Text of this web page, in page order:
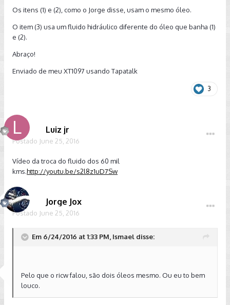
Os itens (1) e (2), como o Jorge disse, usam o mesmo óleo.
O item (3) usa um fluido hidráulico diferente do óleo que banha (1)
e (2).
Abraço!
Enviado de meu XT1097 usando Tapatalk
3
Luiz jr
Postado June 25, 2016
Vídeo da troca do fluido dos 60 mil
kms.http://youtu.be/s2l8z1uD7Sw
Jorge Jox
Postado June 25, 2016
Em 6/24/2016 at 1:33 PM, Ismael disse:
Pelo que o ricw falou, são dois óleos mesmo. Ou eu to bem
louco.